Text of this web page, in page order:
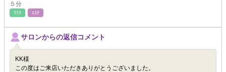
５分
ﾘﾗｸ ｴｽﾃ
サロンからの返信コメント
KK様
この度はご来店いただきありがとうございました。